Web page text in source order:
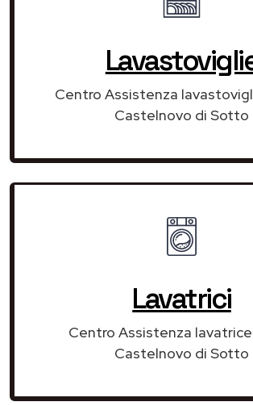
Centro Assistenza
Castelnovo di Sotto
Lavatrici
Centro Assistenza
Castelnovo di Sotto